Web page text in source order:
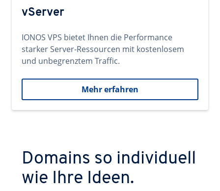
vServer
IONOS VPS bietet Ihnen die Performance
starker Server-Ressourcen mit kostenlosem
und unbegrenztem Traffic.
Mehr erfahren
Domains so individuell
wie Ihre Ideen.